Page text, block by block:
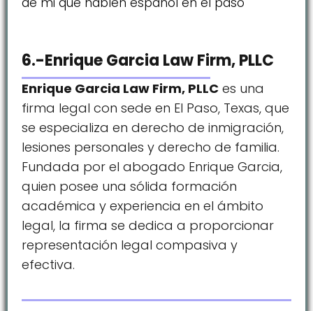
6.-Enrique Garcia Law Firm, PLLC
Enrique Garcia Law Firm, PLLC es una
firma legal con sede en El Paso, Texas, que
se especializa en derecho de inmigración,
lesiones personales y derecho de familia.
Fundada por el abogado Enrique Garcia,
quien posee una sólida formación
académica y experiencia en el ámbito
legal, la firma se dedica a proporcionar
representación legal compasiva y
efectiva.